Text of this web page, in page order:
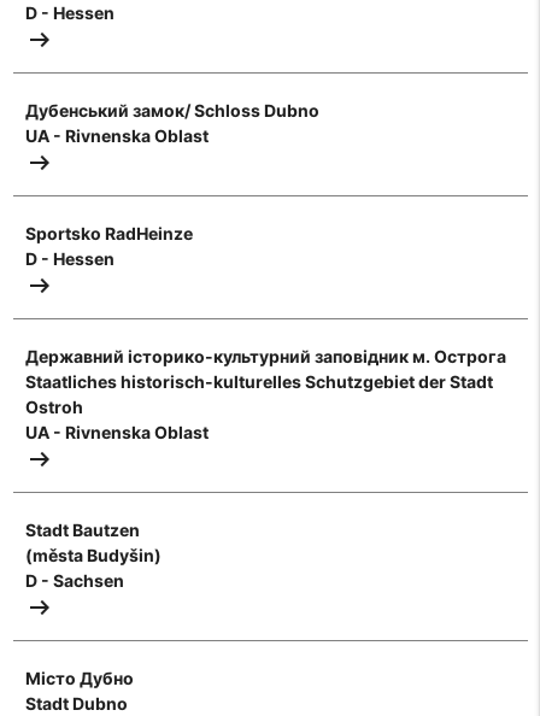
D - Hessen
arrow_right_alt
Дубенський замок/ Schloss Dubno
UA - Rivnenska Oblast
arrow_right_alt
Sportsko RadHeinze
D - Hessen
arrow_right_alt
Державний історико-культурний заповідник м. Острога
Staatliches historisch-kulturelles Schutzgebiet der Stadt
Ostroh
UA - Rivnenska Oblast
arrow_right_alt
Stadt Bautzen
(města Budyšin)
D - Sachsen
arrow_right_alt
Mістo Дубнo
Stadt Dubno